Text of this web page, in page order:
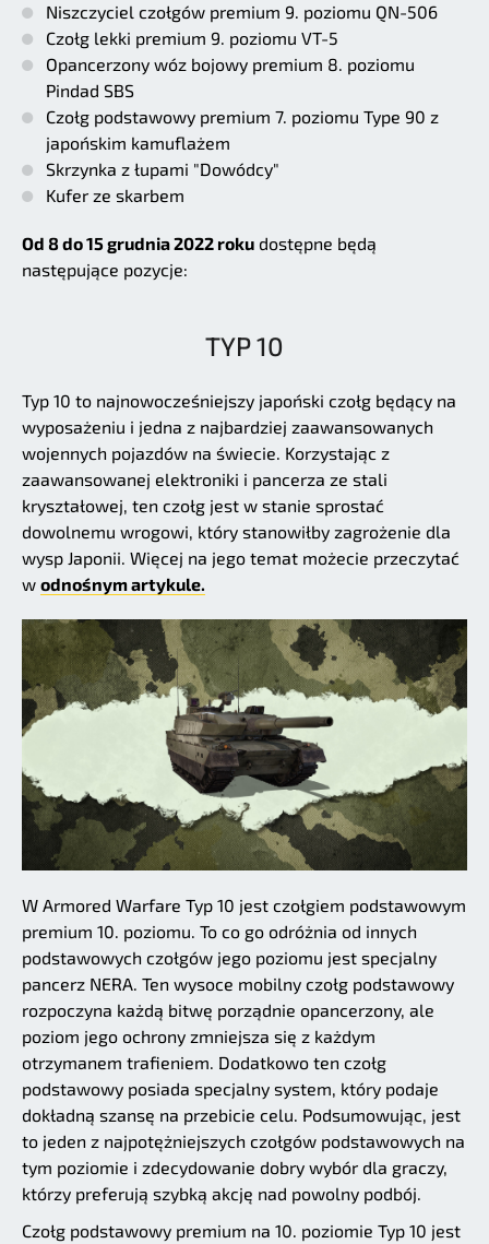
Niszczyciel czołgów premium 9. poziomu QN-506
Czołg lekki premium 9. poziomu VT-5
Opancerzony wóz bojowy premium 8. poziomu
Pindad SBS
Czołg podstawowy premium 7. poziomu Type 90 z
japońskim kamuflażem
Skrzynka z łupami "Dowódcy"
Kufer ze skarbem
Od 8 do 15 grudnia 2022 roku dostępne będą
następujące pozycje:
TYP 10
Typ 10 to najnowocześniejszy japoński czołg będący na
wyposażeniu i jedna z najbardziej zaawansowanych
wojennych pojazdów na świecie. Korzystając z
zaawansowanej elektroniki i pancerza ze stali
kryształowej, ten czołg jest w stanie sprostać
dowolnemu wrogowi, który stanowiłby zagrożenie dla
wysp Japonii. Więcej na jego temat możecie przeczytać
w odnośnym artykule.
W Armored Warfare Typ 10 jest czołgiem podstawowym
premium 10. poziomu. To co go odróżnia od innych
podstawowych czołgów jego poziomu jest specjalny
pancerz NERA. Ten wysoce mobilny czołg podstawowy
rozpoczyna każdą bitwę porządnie opancerzony, ale
poziom jego ochrony zmniejsza się z każdym
otrzymanem trafieniem. Dodatkowo ten czołg
podstawowy posiada specjalny system, który podaje
dokładną szansę na przebicie celu. Podsumowując, jest
to jeden z najpotężniejszych czołgów podstawowych na
tym poziomie i zdecydowanie dobry wybór dla graczy,
którzy preferują szybką akcję nad powolny podbój.
Czołg podstawowy premium na 10. poziomie Typ 10 jest